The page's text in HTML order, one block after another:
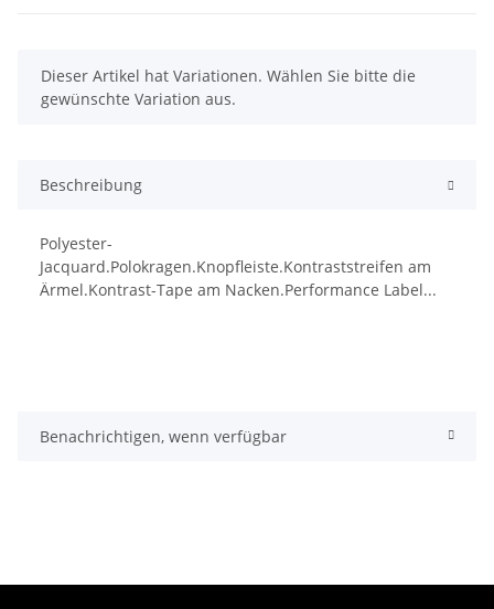
x
Dieser Artikel hat Variationen. Wählen Sie bitte die
gewünschte Variation aus.
Beschreibung
Polyester-
Jacquard.Polokragen.Knopfleiste.Kontraststreifen am
Ärmel.Kontrast-Tape am Nacken.Performance Label...
Benachrichtigen, wenn verfügbar